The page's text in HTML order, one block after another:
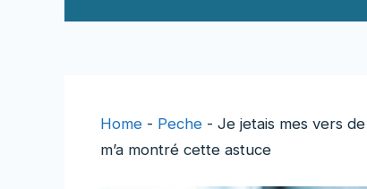
Home - Peche - Je jetais mes vers
m’a montré cette astuce